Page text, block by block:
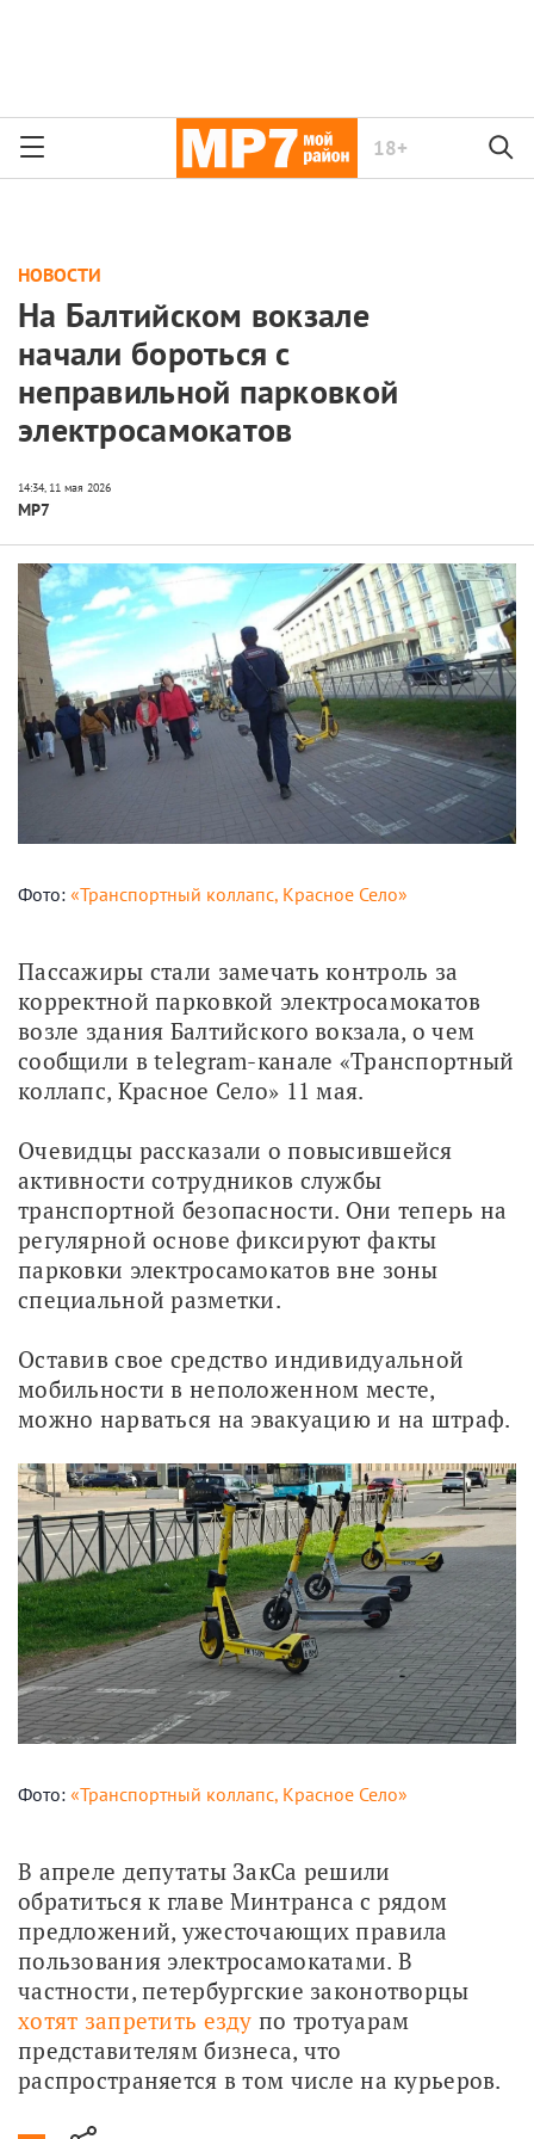
18+
НОВОСТИ
На Балтийском вокзале
начали бороться с
неправильной парковкой
электросамокатов
МР7
Фото: «Транспортный коллапс, Красное Село»
Пассажиры стали замечать контроль за
корректной парковкой электросамокатов
возле здания Балтийского вокзала, о чем
сообщили в telegram-канале «Транспортный
коллапс, Красное Село» 11 мая.
Очевидцы рассказали о повысившейся
активности сотрудников службы
транспортной безопасности. Они теперь на
регулярной основе фиксируют факты
парковки электросамокатов вне зоны
специальной разметки.
Оставив свое средство индивидуальной
мобильности в неположенном месте,
можно нарваться на эвакуацию и на штраф.
Фото: «Транспортный коллапс, Красное Село»
В апреле депутаты ЗакСа решили
обратиться к главе Минтранса с рядом
предложений, ужесточающих правила
пользования электросамокатами. В
хотят запретить езду по тротуарам
представителям бизнеса, что
распространяется в том числе на курьеров.